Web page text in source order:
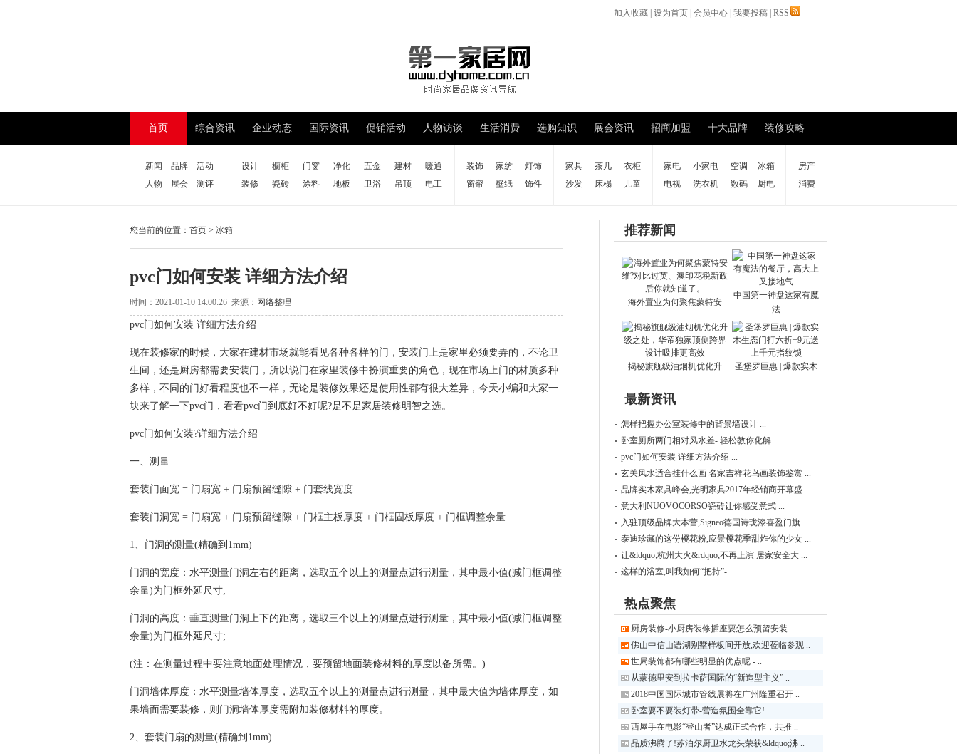
加入收藏 设为首页 会员中心 我要投稿 RSS
首页 综合资讯 企业动态 国际资讯 促销活动 人物访谈 生活消费 选购知识 展会资讯 招商加盟 十大品牌 装修攻略
新闻 品牌
活动
人物
展会 测评
设计 橱柜 门窗 净化 五金 建材
暖通
装修
瓷砖 涂料 地板 卫浴 吊顶 电工
装饰 家纺
灯饰
窗帘
壁纸 饰件
家具 茶几
衣柜
沙发
床榻 儿童
家电 小家电 空调
冰箱
电视
洗衣机 数码 厨电
房产
消费
您当前的位置： 首页 > 冰箱
pvc门如何安装 详细方法介绍
时间：2021-01-10 14:00:26 来源： 网络整理
pvc门如何安装 详细方法介绍
现在装修家的时候，大家在建材市场就能看见各种各样的门，安装门上是家里必须要弄的，不论卫
生间，还是厨房都需要安装门，所以说门在家里装修中扮演重要的角色，现在市场上门的材质多种
多样，不同的门好看程度也不一样，无论是装修效果还是使用性都有很大差异，今天小编和大家一
块来了解一下pvc门，看看pvc门到底好不好呢?是不是家居装修明智之选。
pvc门如何安装?详细方法介绍
一、测量
套装门面宽 = 门扇宽 + 门扇预留缝隙 + 门套线宽度
套装门洞宽 = 门扇宽 + 门扇预留缝隙 + 门框主板厚度 + 门框固板厚度 + 门框调整余量
1、门洞的测量(精确到1mm)
门洞的宽度：水平测量门洞左右的距离，选取五个以上的测量点进行测量，其中最小值(减门框调整
余量)为门框外延尺寸;
门洞的高度：垂直测量门洞上下的距离，选取三个以上的测量点进行测量，其中最小值(减门框调整
余量)为门框外延尺寸;
(注：在测量过程中要注意地面处理情况，要预留地面装修材料的厚度以备所需。)
门洞墙体厚度：水平测量墙体厚度，选取五个以上的测量点进行测量，其中最大值为墙体厚度，如
果墙面需要装修，则门洞墙体厚度需附加装修材料的厚度。
2、套装门扇的测量(精确到1mm)
推荐新闻
海外置业为何聚焦蒙特安
中国第一神盘这家有魔
法
揭秘旗舰级油烟机优化升 圣堡罗巨惠 | 爆款实木
最新资讯
怎样把握办公室装修中的背景墙设计 ...
卧室厕所两门相对风水差- 轻松教你化解 ...
pvc门如何安装 详细方法介绍 ...
玄关风水适合挂什么画 名家吉祥花鸟画装饰鉴赏 ...
品牌实木家具峰会,光明家具2017年经销商开幕盛 ...
意大利NUOVOCORSO瓷砖让你感受意式 ...
入驻顶级品牌大本营,Signeo德国诗珑漆喜盈门旗 ...
泰迪珍藏的这份樱花粉,应景樱花季甜炸你的少女 ...
让&ldquo;杭州大火&rdquo;不再上演 居家安全大 ...
这样的浴室,叫我如何“把持”- ...
热点聚焦
厨房装修-小厨房装修插座要怎么预留安装 ..
佛山中信山语湖别墅样板间开放,欢迎莅临参观 ..
世局装饰都有哪些明显的优点呢 - ..
从蒙德里安到拉卡萨国际的“新造型主义” ..
2018中国国际城市管线展将在广州隆重召开 ..
卧室要不要装灯带-营造氛围全靠它! ..
西屋手在电影“登山者”达成正式合作，共推 ..
品质沸腾了!苏泊尔厨卫水龙头荣获&ldquo;沸 ..